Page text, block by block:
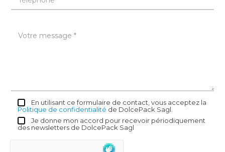
En utilisant ce formulaire de contact, vous acceptez la
Politique de confidentialité de DolcePack Sagl.
Je donne mon accord pour recevoir périodiquement
des newsletters de DolcePack Sagl